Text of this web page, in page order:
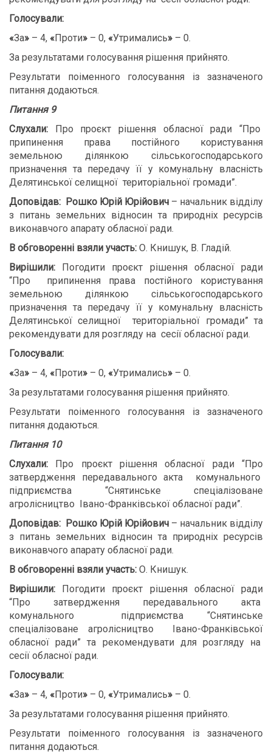
Голосували:
«За» – 4, «Проти» – 0, «Утримались» – 0.
За результатами голосування рішення прийнято.
Результати поіменного голосування із зазначеного
питання додаються.
Питання 9
Слухали: Про проєкт рішення обласної ради “Про
припинення права постійного користування
земельною ділянкою сільськогосподарського
призначення та передачу її у комунальну власність
Делятинської селищної територіальної громади”.
Доповідав: Рошко Юрій Юрійович – начальник відділу
з питань земельних відносин та природніх ресурсів
виконавчого апарату обласної ради.
В обговоренні взяли участь: О. Книшук, В. Гладій.
Вирішили: Погодити проєкт рішення обласної ради
“Про припинення права постійного користування
земельною ділянкою сільськогосподарського
призначення та передачу її у комунальну власність
Делятинської селищної територіальної громади” та
рекомендувати для розгляду на сесії обласної ради.
Голосували:
«За» – 4, «Проти» – 0, «Утримались» – 0.
За результатами голосування рішення прийнято.
Результати поіменного голосування із зазначеного
питання додаються.
Питання 10
Слухали: Про проєкт рішення обласної ради “Про
затвердження передавального акта комунального
підприємства “Снятинське спеціалізоване
агролісництво Івано-Франківської обласної ради”.
Доповідав: Рошко Юрій Юрійович – начальник відділу
з питань земельних відносин та природніх ресурсів
виконавчого апарату обласної ради.
В обговоренні взяли участь: О. Книшук.
Вирішили: Погодити проєкт рішення обласної ради
“Про затвердження передавального акта
комунального підприємства “Снятинське
спеціалізоване агролісництво Івано-Франківської
обласної ради” та рекомендувати для розгляду на
сесії обласної ради.
Голосували:
«За» – 4, «Проти» – 0, «Утримались» – 0.
За результатами голосування рішення прийнято.
Результати поіменного голосування із зазначеного
питання додаються.